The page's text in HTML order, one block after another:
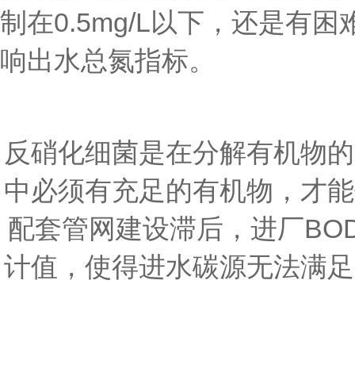
制在0.5mg/L以下，还是有困
响出水总氮指标。
反硝化细菌是在分解有机物
中必须有充足的有机物，才
配套管网建设滞后，进厂
计值，使得进水碳源无法满